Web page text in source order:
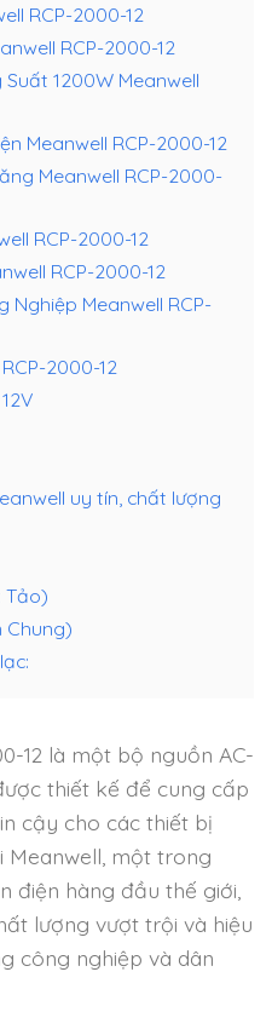
RCP-2000-12
RCP-2000-12
1200W Meanwell
Meanwell RCP-2000-12
Meanwell RCP-2000-
RCP-2000-12
RCP-2000-12
Nghiệp Meanwell RCP-
2000-12
uy tín, chất lượng
Tảo)
Chung)
12 là một bộ nguồn AC-
thiết kế để cung cấp
cậy cho các thiết bị
Meanwell, một trong
điện hàng đầu thế giới,
lượng vượt trội và hiệu
công nghiệp và dân